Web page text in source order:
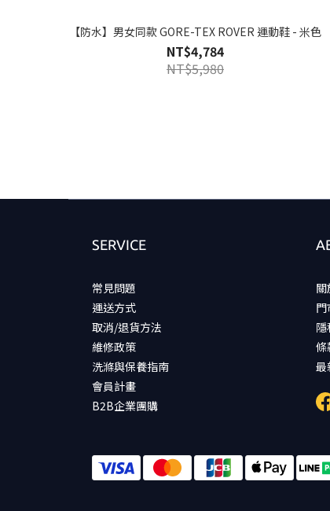
【防水】男女同款 GORE-TEX ROVER 運動鞋 - 米色
NT$4,784
NT$5,980
SERVICE
常見問題
運送方式
取消/退貨方法
維修政策
洗滌與保養指南
會員計畫
B2B企業團購
條
最